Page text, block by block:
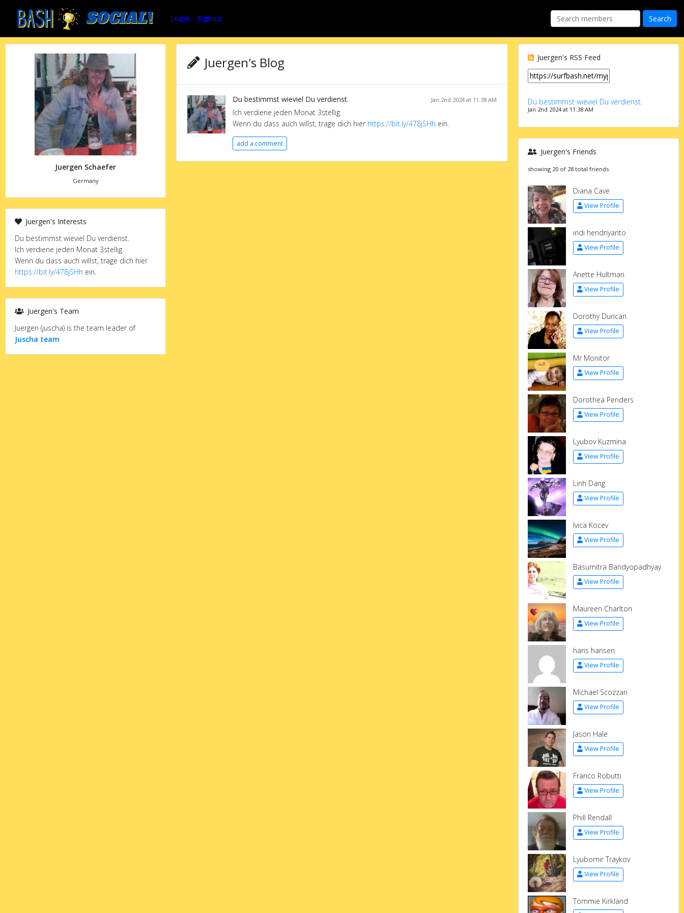
Login Signup
Juergen Schaefer
Germany
Juergen's Interests
Du bestimmst wieviel Du verdienst.
Ich verdiene jeden Monat 3stellig.
Wenn du dass auch willst, trage dich hier
https://bit.ly/478jSHh ein.
Juergen's Team
Juergen (juscha) is the team leader of
Juscha team
Juergen's Blog
Jan 2nd 2024 at 11:38 AM
Du bestimmst wieviel Du verdienst.
Ich verdiene jeden Monat 3stellig.
Wenn du dass auch willst, trage dich hier https://bit.ly/478jSHh ein.
add a comment
Juergen's RSS Feed
Du bestimmst wieviel Du verdienst.
Jan 2nd 2024 at 11:38 AM
Juergen's Friends
showing 20 of 28 total friends
Diana Cave
View Profile
indi hendriyanto
View Profile
Anette Hultman
View Profile
Dorothy Duncan
View Profile
Mr Monitor
View Profile
Dorothea Penders
View Profile
Lyubov Kuzmina
View Profile
Linh Dang
View Profile
Ivica Kocev
View Profile
Basumitra Bandyopadhyay
View Profile
Maureen Charlton
View Profile
hans hansen
View Profile
Michael Scozzari
View Profile
Jason Hale
View Profile
Franco Robutti
View Profile
Phill Rendall
View Profile
Lyubomir Traykov
View Profile
Tommie Kirkland